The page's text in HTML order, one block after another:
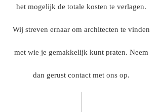
het mogelijk de totale kosten te verlagen.
Wij streven ernaar om architecten te vinden
met wie je gemakkelijk kunt praten. Neem
dan gerust contact met ons op.